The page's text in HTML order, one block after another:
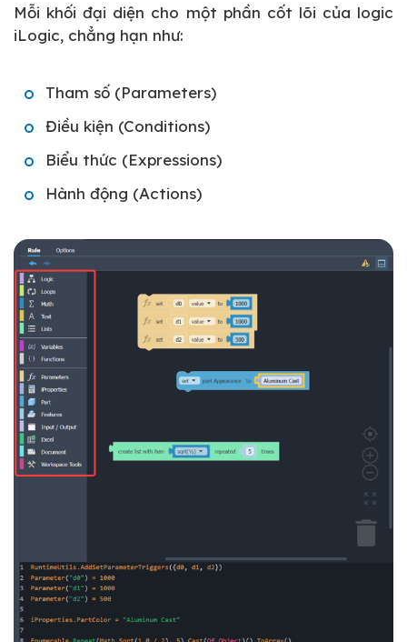
Mỗi khối đại diện cho một phần cốt lõi của logic
iLogic, chẳng hạn như:
Tham số (Parameters)
Điều kiện (Conditions)
Biểu thức (Expressions)
Hành động (Actions)